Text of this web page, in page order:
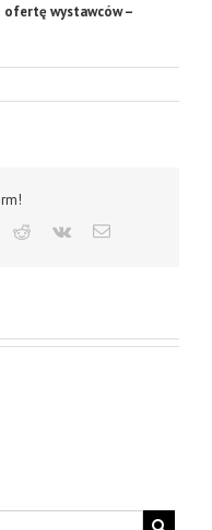
ofertę wystawców –